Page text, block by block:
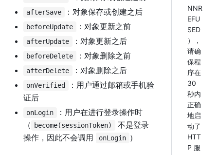
afterSave ：对象保存或创建之后
beforeUpdate ：对象更新之前
afterUpdate ：对象更新之后
beforeDelete ：对象删除之前
afterDelete ：对象删除之后
onVerified
：用户通过邮箱或手机验
证后
onLogin
：用户在进行登录操作时
（
become(sessionToken)
不是登录
操作，因此不会调用
onLogin ）
NNR
EFU
SED
），
请确
保程
序在
30
秒内
正确
地启
动了
HTT
P 服